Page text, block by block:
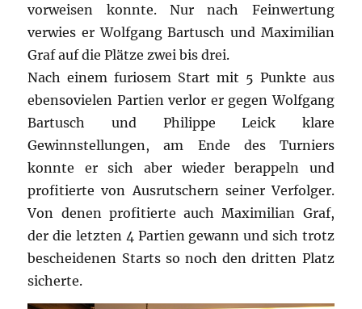
vorweisen konnte. Nur nach Feinwertung
verwies er Wolfgang Bartusch und Maximilian
Graf auf die Plätze zwei bis drei.
Nach einem furiosem Start mit 5 Punkte aus
ebensovielen Partien verlor er gegen Wolfgang
Bartusch und Philippe Leick klare
Gewinnstellungen, am Ende des Turniers
konnte er sich aber wieder berappeln und
profitierte von Ausrutschern seiner Verfolger.
Von denen profitierte auch Maximilian Graf,
der die letzten 4 Partien gewann und sich trotz
bescheidenen Starts so noch den dritten Platz
sicherte.